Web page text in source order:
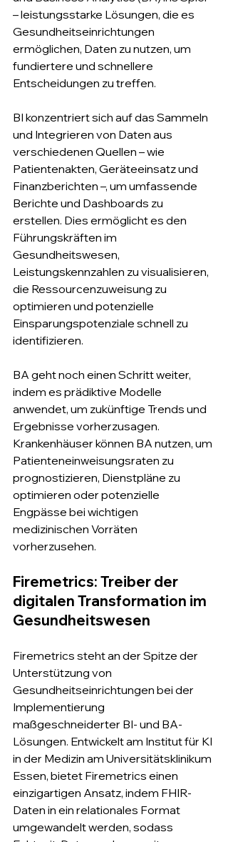
– leistungsstarke Lösungen, die es
Gesundheitseinrichtungen
ermöglichen, Daten zu nutzen, um
fundiertere und schnellere
Entscheidungen zu treffen.
BI konzentriert sich auf das Sammeln
und Integrieren von Daten aus
verschiedenen Quellen – wie
Patientenakten, Geräteeinsatz und
Finanzberichten –, um umfassende
Berichte und Dashboards zu
erstellen. Dies ermöglicht es den
Führungskräften im
Gesundheitswesen,
Leistungskennzahlen zu visualisieren,
die Ressourcenzuweisung zu
optimieren und potenzielle
Einsparungspotenziale schnell zu
identifizieren.
BA geht noch einen Schritt weiter,
indem es prädiktive Modelle
anwendet, um zukünftige Trends und
Ergebnisse vorherzusagen.
Krankenhäuser können BA nutzen, um
Patienteneinweisungsraten zu
prognostizieren, Dienstpläne zu
optimieren oder potenzielle
Engpässe bei wichtigen
medizinischen Vorräten
vorherzusehen.
Firemetrics: Treiber der
digitalen Transformation im
Gesundheitswesen
Firemetrics steht an der Spitze der
Unterstützung von
Gesundheitseinrichtungen bei der
Implementierung
maßgeschneiderter BI- und BA-
Lösungen. Entwickelt am Institut für KI
in der Medizin am Universitätsklinikum
Essen, bietet Firemetrics einen
einzigartigen Ansatz, indem FHIR-
Daten in ein relationales Format
umgewandelt werden, sodass